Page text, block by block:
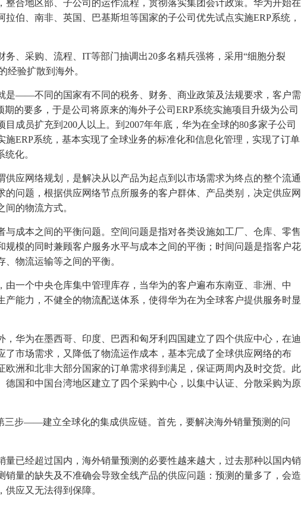
合地区部、子公司的运作流程，贯彻落实集团会计政策。华为开始在
伯、南非、英国、巴基斯坦等国家的子公司优先试点实施ERP系统，
、采购、流程、IT等部门抽调出20多名精兵强将，采用“细胞分裂
经验扩散到海外。
是——不同的国家有不同的税务、财务、商业政策及法规要求，客户需
的要多，于是公司将原来的海外子公司ERP系统实施项目升级为公司
成员扩充到200人以上。到2007年年底，华为在全球的80多家子公司
施ERP系统，基本实现了全球业务的标准化和信息化管理，实现了订单
化。
应网络规划，是解决从以产品为起点到以市场需求为终点的整个流通
问题，根据供应网络节点所服务的客户群体、产品类别，决定供应网
的物流方式。
成本之间的平衡问题。空间问题是指对各类设施如工厂、仓库、零售
规模的同时兼顾客户服务水平与成本之间的平衡；时间问题是指客户花
物流运输等之间的平衡。
由一个中央仓库集中管理库存，当华为的客户遍布东南亚、非洲、中
能力，不健全的物流配送体系，使得华为在为全球客户提供服务时显
华为在墨西哥、印度、巴西和匈牙利四国建立了四个供应中心，在迪
市场需求，又降低了物流运作成本，基本完成了全球供应网络的布
欧洲和北非大部分国家的订单需求得到满足，保证两周内及时交货。此
国和中国台湾地区建立了四个采购中心，以集中认证、分散采购为原
三步——建立全球化的集成供应链。首先，要解决海外销量预测的问
量已经超过国内，海外销量预测的必要性越来越大，过去那种以国内销
量的缺失及不准确会导致全线产品的供应问题：预测的量多了，会造
应又无法得到保障。